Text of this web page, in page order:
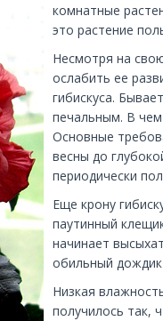
комнатные
это растение
Несмотря на
ослабить ее
гибискуса.
печальным. В
Основные
весны до
периодически
Еще крону
паутинный
начинает
обильный
Низкая
получилось так,